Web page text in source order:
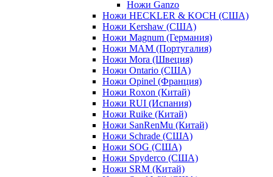
Ножи Ganzo
Ножи HECKLER & KOCH (США)
Ножи Kershaw (США)
Ножи Magnum (Германия)
Ножи MAM (Португалия)
Ножи Mora (Швеция)
Ножи Ontario (США)
Ножи Opinel (Франция)
Ножи Roxon (Китай)
Ножи RUI (Испания)
Ножи Ruike (Китай)
Ножи SanRenMu (Китай)
Ножи Schrade (США)
Ножи SOG (США)
Ножи Spyderco (США)
Ножи SRM (Китай)